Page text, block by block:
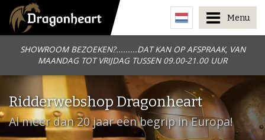
SHOWROOM BEZOEKEN?.........DAT KAN OP AFSPRAAK, VAN
MAANDAG TOT VRIJDAG TUSSEN 09.00-21.00 UUR
Menu
Ridderwebshop Dragonheart
Al meer dan 20 jaar een begrip in Europa!